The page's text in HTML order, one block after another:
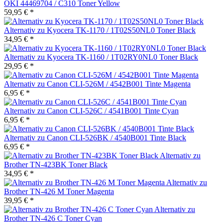
OKI 44469704 / C310 Toner Yellow
59,95 € *
Alternativ zu Kyocera TK-1170 / 1T02S50NL0 Toner Black
34,95 € *
Alternativ zu Kyocera TK-1160 / 1T02RY0NL0 Toner Black
29,95 € *
Alternativ zu Canon CLI-526M / 4542B001 Tinte Magenta
6,95 € *
Alternativ zu Canon CLI-526C / 4541B001 Tinte Cyan
6,95 € *
Alternativ zu Canon CLI-526BK / 4540B001 Tinte Black
6,95 € *
Alternativ zu
Brother TN-423BK Toner Black
34,95 € *
Alternativ zu
Brother TN-426 M Toner Magenta
39,95 € *
Alternativ zu
Brother TN-426 C Toner Cyan